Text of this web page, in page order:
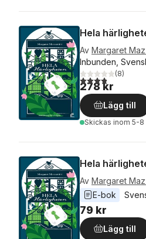
Hela
Av Margaret
Inbunden,
3,8utav 5(8)
278 kr
Lägg till
Skickas inom 5-8
Hela
Av Margaret
E-bok
79 kr
Lägg till